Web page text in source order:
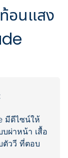
ท้อนแสง
มีดีไซน์ให้
บผ่าหน้า เสื้อ
ตัววี ที่ตอบ